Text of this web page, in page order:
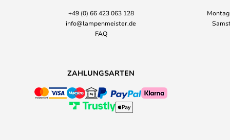
+49 (0) 66 423 063 128
info@lampenmeister.de
FAQ
ZAHLUNGSARTEN